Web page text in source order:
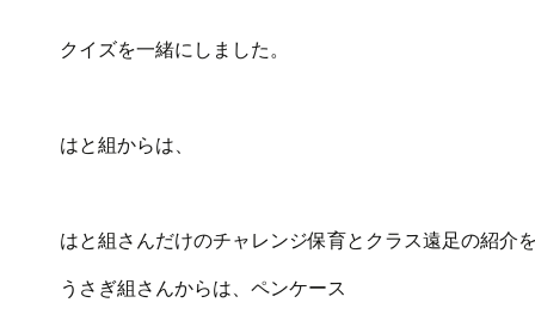
クイズを一緒にしました。
はと組からは、
はと組さんだけのチャレンジ保育とクラス遠足の紹介
うさぎ組さんからは、ペンケース